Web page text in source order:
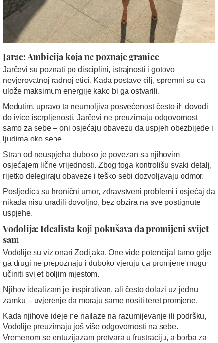
Jarac: Ambicija koja ne poznaje granice
Jarčevi su poznati po disciplini, istrajnosti i gotovo
nevjerovatnoj radnoj etici. Kada postave cilj, spremni su da
ulože maksimum energije kako bi ga ostvarili.
Međutim, upravo ta neumoljiva posvećenost često ih dovodi
do ivice iscrpljenosti. Jarčevi ne preuzimaju odgovornost
samo za sebe – oni osjećaju obavezu da uspjeh obezbijede i
ljudima oko sebe.
Strah od neuspjeha duboko je povezan sa njihovim
osjećajem lične vrijednosti. Zbog toga kontrolišu svaki detalj,
rijetko delegiraju obaveze i teško sebi dozvoljavaju odmor.
Posljedica su hronični umor, zdravstveni problemi i osjećaj da
nikada nisu uradili dovoljno, bez obzira na sve postignute
uspjehe.
Vodolija: Idealista koji pokušava da promijeni svijet
sam
Vodolije su vizionari Zodijaka. One vide potencijal tamo gdje
ga drugi ne prepoznaju i duboko vjeruju da promjene mogu
učiniti svijet boljim mjestom.
Njihov idealizam je inspirativan, ali često dolazi uz jednu
zamku – uvjerenje da moraju same nositi teret promjene.
Kada njihove ideje ne nailaze na razumijevanje ili podršku,
Vodolije preuzimaju još više odgovornosti na sebe.
Vremenom se entuzijazam pretvara u frustraciju, a borba za